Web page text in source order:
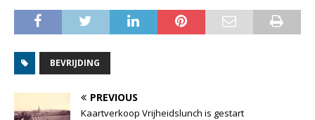
BEVRIJDING
PREVIOUS
Kaartverkoop Vrijheidslunch is gestart